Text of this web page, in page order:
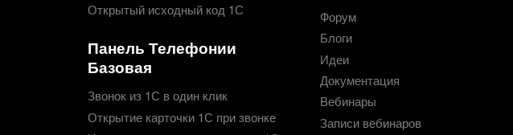
Открытый исходный код 1С
Панель Телефонии
Базовая
Звонок из 1С в один клик
Открытие карточки 1С при звонке
Форум
Блоги
Идеи
Документация
Вебинары
Записи вебинаров